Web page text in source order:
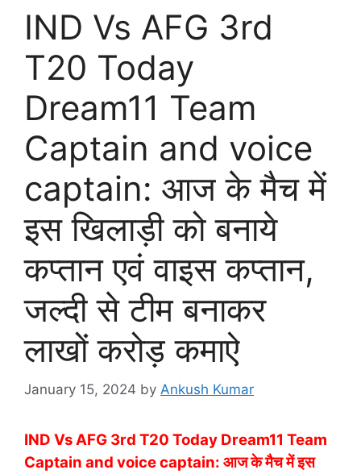
IND Vs AFG 3rd
T20 Today
Dream11 Team
Captain and voice
captain: आज के मैच में
इस खिलाड़ी को बनाये
कप्तान एवं वाइस कप्तान,
जल्दी से टीम बनाकर
लाखों करोड़ कमाऐ
January 15, 2024 by Ankush Kumar
IND Vs AFG 3rd T20 Today Dream11 Team
Captain and voice captain: आज के मैच में इस